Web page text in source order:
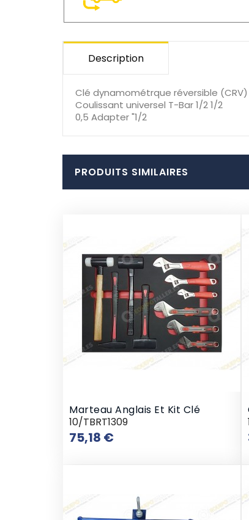
Description
Clé dynamométrque réversible (CRV)
Coulissant universel T-Bar 1/2 1/2
0,5 Adapter "1/2
PRODUITS SIMILAIRES
Marteau Anglais Et Kit Clé
10/TBRT1309
75,18 €